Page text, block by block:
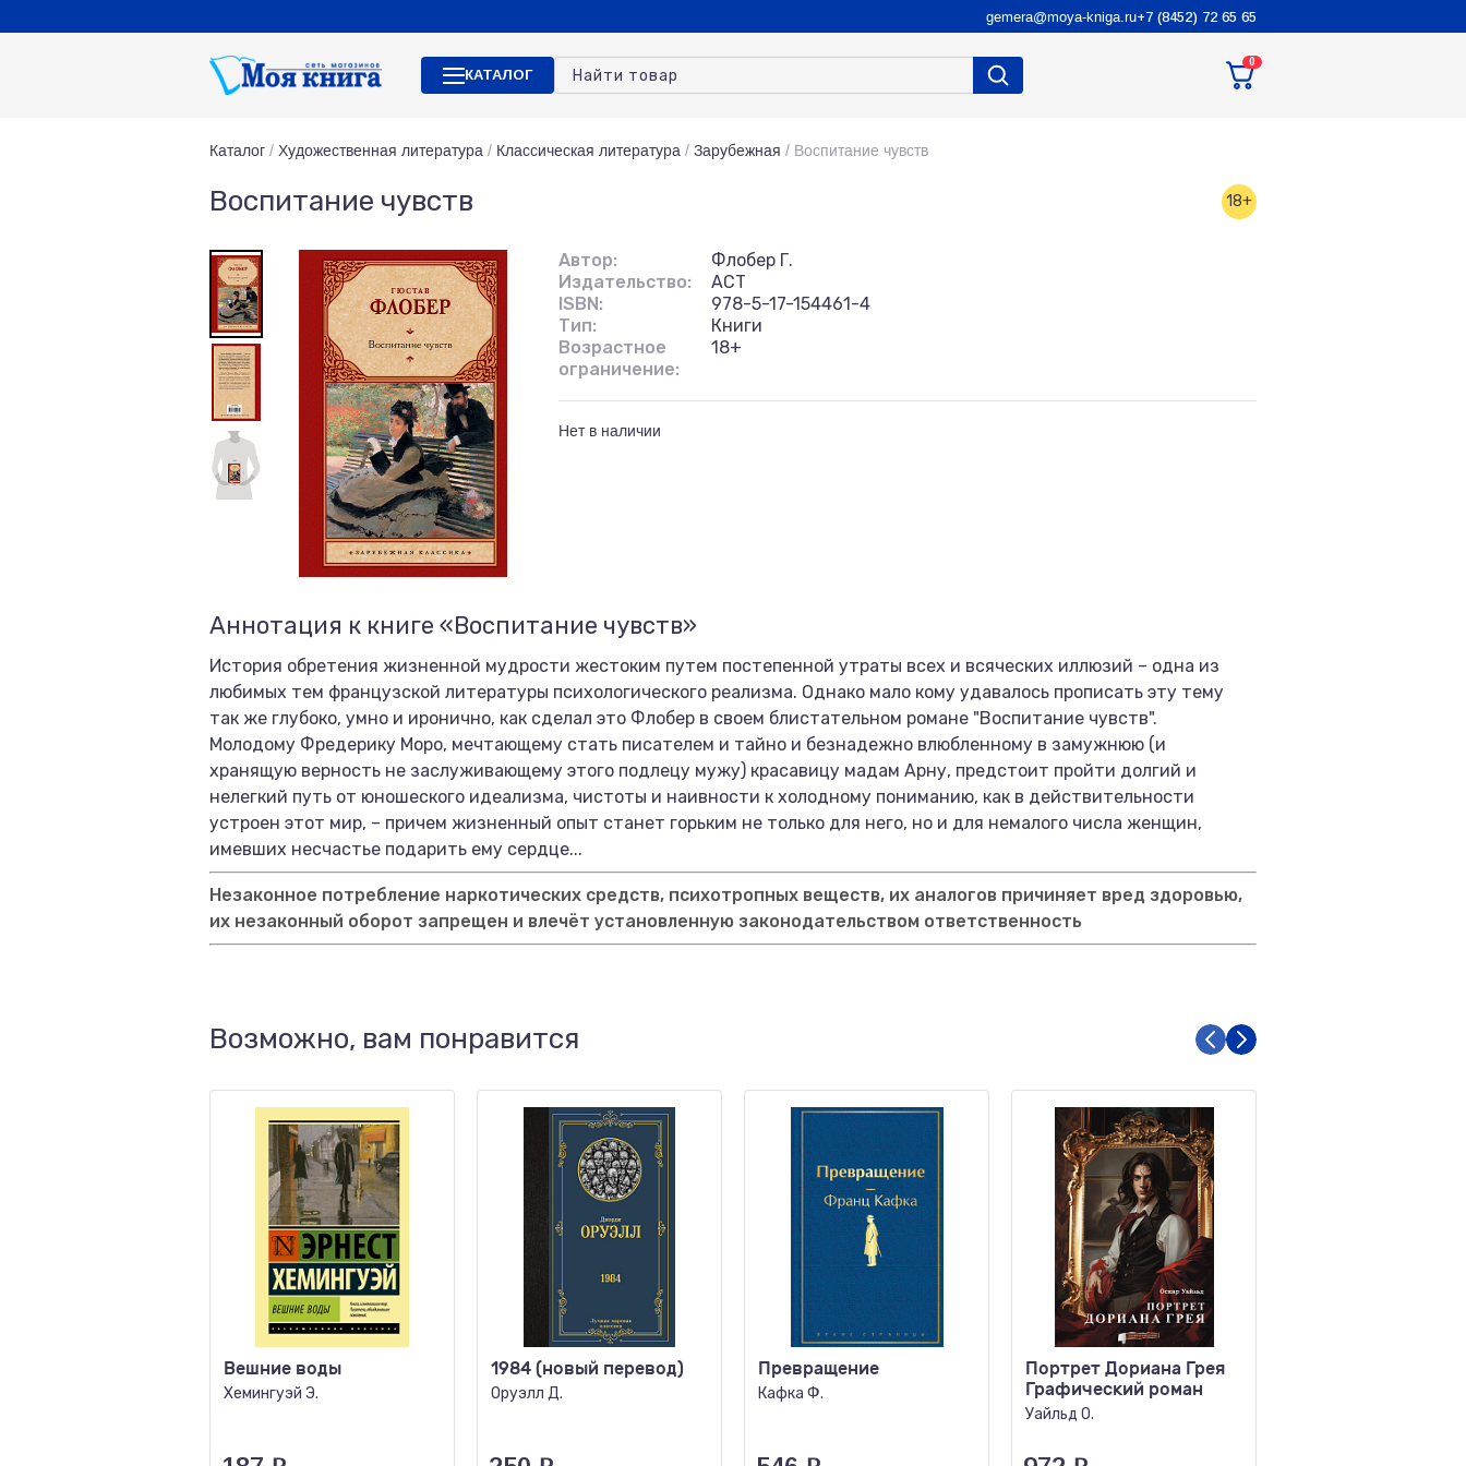
gemera@moya-kniga.ru+7 (8452) 72 65 65
КАТАЛОГ
0
Каталог / Художественная литература / Классическая литература / Зарубежная / Воспитание чувств
Воспитание чувств 18+
Автор:
Флобер Г.
Издательство:
АСТ
ISBN:
978-5-17-154461-4
Тип:
Книги
Возрастное
ограничение:
18+
Нет в наличии
Аннотация к книге «Воспитание чувств»
История обретения жизненной мудрости жестоким путем постепенной утраты всех и всяческих иллюзий – одна из
любимых тем французской литературы психологического реализма. Однако мало кому удавалось прописать эту тему
так же глубоко, умно и иронично, как сделал это Флобер в своем блистательном романе "Воспитание чувств".
Молодому Фредерику Моро, мечтающему стать писателем и тайно и безнадежно влюбленному в замужнюю (и
хранящую верность не заслуживающему этого подлецу мужу) красавицу мадам Арну, предстоит пройти долгий и
нелегкий путь от юношеского идеализма, чистоты и наивности к холодному пониманию, как в действительности
устроен этот мир, – причем жизненный опыт станет горьким не только для него, но и для немалого числа женщин,
имевших несчастье подарить ему сердце...
Незаконное потребление наркотических средств, психотропных веществ, их аналогов причиняет вред здоровью,
их незаконный оборот запрещен и влечёт установленную законодательством ответственность
Возможно, вам понравится
Вешние воды
Хемингуэй Э.
1984 (новый перевод)
Оруэлл Д.
Превращение
Кафка Ф.
Портрет Дориана Грея
Графический роман
Уайльд О.